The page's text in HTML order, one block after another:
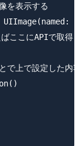
を表示する
こにAPIで取得
上で設定した内